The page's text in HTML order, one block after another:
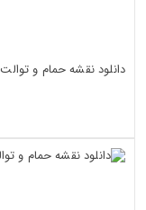
دانلود نقشه حمام و توالت 00 به ابعاد 00 × متر (کد27091)